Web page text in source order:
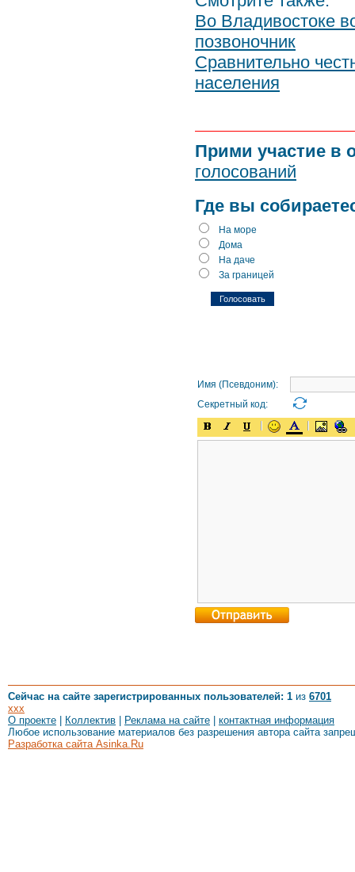
Во Владивостоке
позвоночник
Сравнительно
населения
Прими участие в
голосований
Где вы
На море
Дома
На даче
За границей
Имя (Псевдоним):
Секретный код:
Сейчас на сайте зарегистрированных пользователей: 1 из 6701
xxx
О проекте
Коллектив Реклама на сайте
контактная информация
Любое использование материалов без разрешения автора сайта
Разработка сайта Asinka.Ru